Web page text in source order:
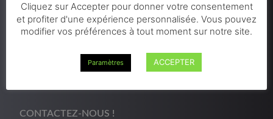
BE 0627 799 143
Confidentialité & RGPD
Mentions Légales
CONTACTEZ-NOUS !
Cliquez sur Accepter pour donner votre consentement
et profiter d'une expérience personnalisée. Vous pouvez
modifier vos préférences à tout moment sur notre site.
Paramètres ACCEPTER